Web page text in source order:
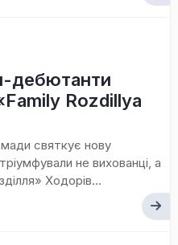
дебютанти
Rozdillya
святкує нову
не вихованці, а
Ходорів...